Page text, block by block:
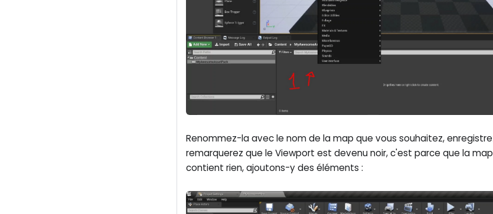
Renommez-la avec le nom de la map que vous souhaitez,
remarquerez que le Viewport est devenu noir, c'est parce que la
contient rien, ajoutons-y des éléments :